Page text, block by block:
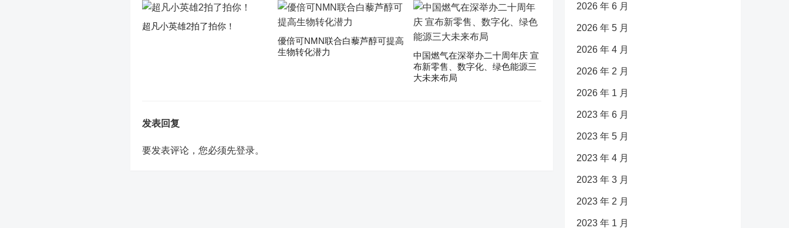
超凡小英雄2拍了拍你！
優倍可NMN联合白藜芦醇可提高
生物转化潜力
中国燃气在深举办二十周年庆 宣
布新零售、数字化、绿色能源三
大未来布局
发表回复
要发表评论，您必须先登录。
2026 年 6 月
2026 年 5 月
2026 年 4 月
2026 年 2 月
2026 年 1 月
2023 年 6 月
2023 年 5 月
2023 年 4 月
2023 年 3 月
2023 年 2 月
2023 年 1 月